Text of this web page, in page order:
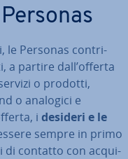
le Personas con­tri­
a partire dall’offerta
o prodotti,
o analogici e
i desideri e le
sempre in primo
di contatto con ac­qui­